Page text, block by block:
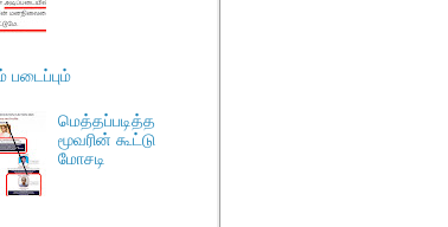
படைப்பும்
மெத்தப்படித்த
மூவரின் கூட்டு
மோசடி